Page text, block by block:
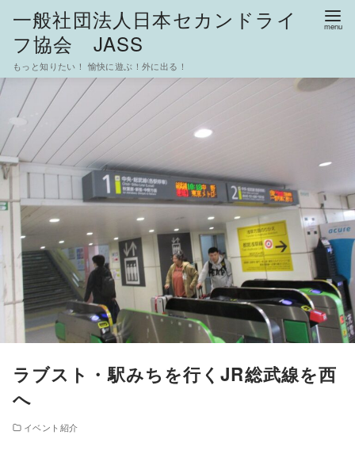
コ
テ
ン
ツ
移
動
一般社団法人日本セカンドライ
フ協会 JASS
もっと知りたい！ 愉快に遊ぶ！外に出る！
ラブスト・駅みちを行くJR総武線を西
へ
イベント紹介